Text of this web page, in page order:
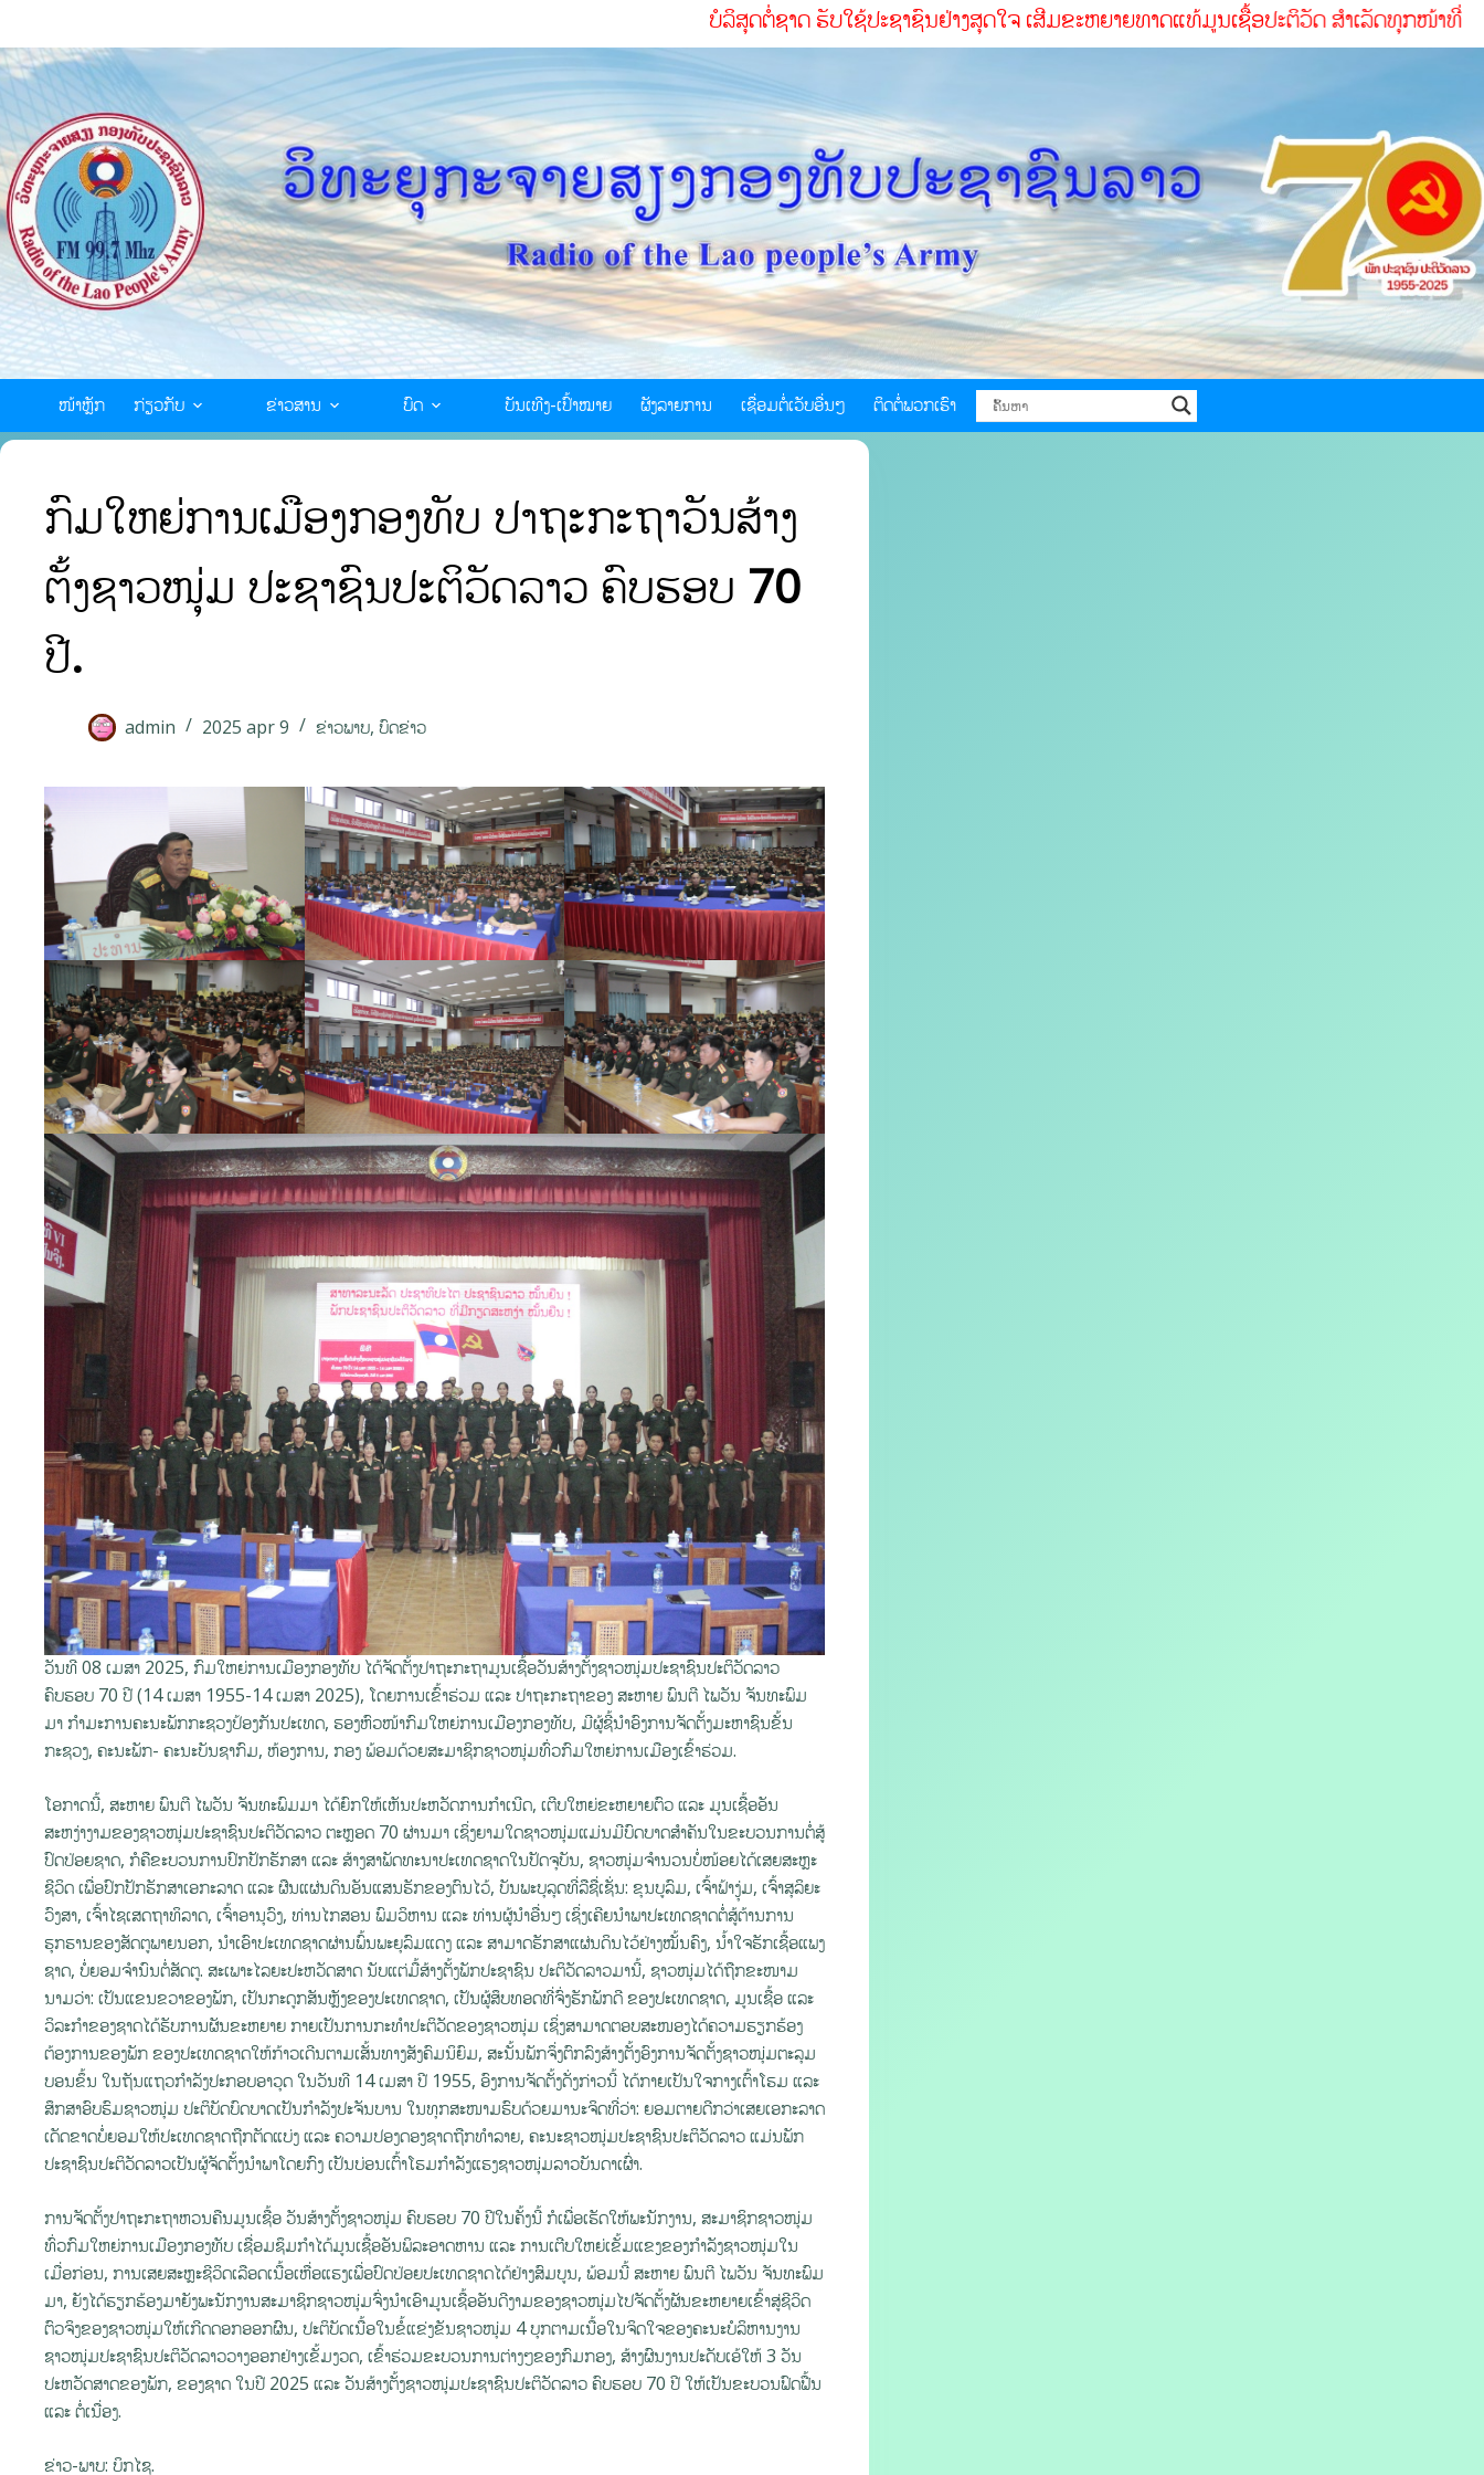
ບໍລິສຸດຕໍ່ຊາດ ຮັບໃຊ້ປະຊາຊົນຢ່າງສຸດໃຈ ເສີມຂະຫຍາຍທາດແທ້ມູນເຊື້ອປະຕິວັດ ສໍາເລັດທຸກໜ້າທ່ີ
ໜ້າຫຼັກ ກ່ຽວກັບ ຂ່າວສານ ບົດ ບັນເທີງ-ເປົ້າໝາຍ ຜັງລາຍການ ເຊື່ອມຕໍ່ເວັບອື່ນໆ ຕິດຕໍ່ພວກເຮົາ
ກົມໃຫຍ່ການເມືອງກອງທັບ ປາຖະກະຖາວັນສ້າງ
ຕັ້ງຊາວໜຸ່ມ ປະຊາຊົນປະຕິວັດລາວ ຄົບຮອບ 70
ປີ.
admin 2025 apr 9 ຂ່າວພາບ, ບົດຂ່າວ
ວັນທີ 08 ເມສາ 2025, ກົມໃຫຍ່ການເມືອງກອງທັບ ໄດ້ຈັດຕັ້ງປາຖະກະຖາມູນເຊື້ອວັນສ້າງຕັ້ງຊາວໜຸ່ມປະຊາຊົນປະຕິວັດລາວ
ຄົບຮອບ 70 ປີ (14 ເມສາ 1955-14 ເມສາ 2025), ໂດຍການເຂົ້າຮ່ວມ ແລະ ປາຖະກະຖາຂອງ ສະຫາຍ ພົນຕີ ໄພວັນ ຈັນທະພົມ
ມາ ກຳມະການຄະນະພັກກະຊວງປ້ອງກັນປະເທດ, ຮອງຫົວໜ້າກົມໃຫຍ່ການເມືອງກອງທັບ, ມີຜູ້ຊີ້ນໍາອົງການຈັດຕັ້ງມະຫາຊົນຂັ້ນ
ກະຊວງ, ຄະນະພັກ- ຄະນະບັນຊາກົມ, ຫ້ອງການ, ກອງ ພ້ອມດ້ວຍສະມາຊິກຊາວໜຸ່ມທົ່ວກົມໃຫຍ່ການເມືອງເຂົ້າຮ່ວມ.
ໂອກາດນີ້, ສະຫາຍ ພົນຕີ ໄພວັນ ຈັນທະພົມມາ ໄດ້ຍົກໃຫ້ເຫັນປະຫວັດການກຳເນີດ, ເຕີບໃຫຍ່ຂະຫຍາຍຕົວ ແລະ ມູນເຊື້ອອັນ
ສະຫງ່າງາມຂອງຊາວໜຸ່ມປະຊາຊົນປະຕິວັດລາວ ຕະຫຼອດ 70 ຜ່ານມາ ເຊິ່ງຍາມໃດຊາວໜຸ່ມແມ່ນມີບົດບາດສຳຄັນໃນຂະບວນການຕໍ່ສູ້
ປົດປ່ອຍຊາດ, ກໍຄືຂະບວນການປົກປັກຮັກສາ ແລະ ສ້າງສາພັດທະນາປະເທດຊາດໃນປັດຈຸບັນ, ຊາວໜຸ່ມຈຳນວນບໍ່ໜ້ອຍໄດ້ເສຍສະຫຼະ
ຊີວິດ ເພື່ອປົກປັກຮັກສາເອກະລາດ ແລະ ຜືນແຜ່ນດິນອັນແສນຮັກຂອງຕົນໄວ້, ບັນພະບຸລຸດທີ່ລືຊື່ເຊັ່ນ: ຂຸນບູລົມ, ເຈົ້າຟ້າງຸ່ມ, ເຈົ້າສຸລິຍະ
ວົງສາ, ເຈົ້າໄຊເສດຖາທິລາດ, ເຈົ້າອານຸວົງ, ທ່ານໄກສອນ ພົມວິຫານ ແລະ ທ່ານຜູ້ນໍາອື່ນໆ ເຊິ່ງເຄີຍນຳພາປະເທດຊາດຕໍ່ສູ້ຕ້ານການ
ຮຸກຮານຂອງສັດຕູພາຍນອກ, ນຳເອົາປະເທດຊາດຜ່ານພົ້ນພະຍຸລົມແດງ ແລະ ສາມາດຮັກສາແຜ່ນດິນໄວ້ຢ່າງໝັ້ນຄົງ, ນ້ຳໃຈຮັກເຊື້ອແພງ
ຊາດ, ບໍ່ຍອມຈຳນົນຕໍ່ສັດຕູ. ສະເພາະໄລຍະປະຫວັດສາດ ນັບແຕ່ມື້ສ້າງຕັ້ງພັກປະຊາຊົນ ປະຕິວັດລາວມານີ້, ຊາວໜຸ່ມໄດ້ຖືກຂະໜາມ
ນາມວ່າ: ເປັນແຂນຂວາຂອງພັກ, ເປັນກະດູກສັນຫຼັງຂອງປະເທດຊາດ, ເປັນຜູ້ສຶບທອດທີ່ຈົ່ງຮັກພັກດີ ຂອງປະເທດຊາດ, ມູນເຊື້ອ ແລະ
ວິລະກຳຂອງຊາດໄດ້ຮັບການຜັນຂະຫຍາຍ ກາຍເປັນການກະທຳປະຕິວັດຂອງຊາວໜຸ່ມ ເຊິ່ງສາມາດຕອບສະໜອງໄດ້ຄວາມຮຽກຮ້ອງ
ຕ້ອງການຂອງພັກ ຂອງປະເທດຊາດໃຫ້ກ້າວເດີນຕາມເສັ້ນທາງສັງຄົມນິຍົມ, ສະນັ້ນພັກຈຶ່ງຕົກລົງສ້າງຕັ້ງອົງການຈັດຕັ້ງຊາວໜຸ່ມຕະລຸມ
ບອນຂຶ້ນ ໃນຖັນແຖວກຳລັງປະກອບອາວຸດ ໃນວັນທີ 14 ເມສາ ປີ 1955, ອົງການຈັດຕັ້ງດັ່ງກ່າວນີ້ ໄດ້ກາຍເປັນໃຈກາງເຕົ້າໂຮມ ແລະ
ສຶກສາອົບຮົມຊາວໜຸ່ມ ປະຕິບັດບົດບາດເປັນກຳລັງປະຈັນບານ ໃນທຸກສະໜາມຮົບດ້ວຍມານະຈິດທີ່ວ່າ: ຍອມຕາຍດີກວ່າເສຍເອກະລາດ
ເດັດຂາດບໍ່ຍອມໃຫ້ປະເທດຊາດຖືກຕັດແບ່ງ ແລະ ຄວາມປອງດອງຊາດຖືກທຳລາຍ, ຄະນະຊາວໜຸ່ມປະຊາຊົນປະຕິວັດລາວ ແມ່ນພັກ
ປະຊາຊົນປະຕິວັດລາວເປັນຜູ້ຈັດຕັ້ງນໍາພາໂດຍກົງ ເປັນບ່ອນເຕົ້າໂຮມກໍາລັງແຮງຊາວໜຸ່ມລາວບັນດາເຜົ່າ.
ການຈັດຕັ້ງປາຖະກະຖາຫວນຄືນມູນເຊື້ອ ວັນສ້າງຕັ້ງຊາວໜຸ່ມ ຄົບຮອບ 70 ປີໃນຄັ້ງນີ້ ກໍເພື່ອເຮັດໃຫ້ພະນັກງານ, ສະມາຊິກຊາວໜຸ່ມ
ທົ່ວກົມໃຫຍ່ການເມືອງກອງທັບ ເຊື່ອມຊຶມກຳໄດ້ມູນເຊື້ອອັນພິລະອາດຫານ ແລະ ການເຕີບໃຫຍ່ເຂັ້ມແຂງຂອງກຳລັງຊາວໜຸ່ມໃນ
ເມື່ອກ່ອນ, ການເສຍສະຫຼະຊີວິດເລືອດເນື້ອເຫື່ອແຮງເພື່ອປົດປ່ອຍປະເທດຊາດໄດ້ຢ່າງສົມບູນ, ພ້ອມນີ້ ສະຫາຍ ພົນຕີ ໄພວັນ ຈັນທະພົມ
ມາ, ຍັງໄດ້ຮຽກຮ້ອງມາຍັງພະນັກງານສະມາຊິກຊາວໜຸ່ມຈົ່ງນຳເອົາມູນເຊື້ອອັນດີງາມຂອງຊາວໜຸ່ມໄປຈັດຕັ້ງຜັນຂະຫຍາຍເຂົ້າສູ່ຊີວິດ
ຕົວຈິງຂອງຊາວໜຸ່ມໃຫ້ເກີດດອກອອກຜົນ, ປະຕິບັດເນື້ອໃນຂໍ້ແຂ່ງຂັນຊາວໜຸ່ມ 4 ບຸກຕາມເນື້ອໃນຈິດໃຈຂອງຄະນະບໍລິຫານງານ
ຊາວໜຸ່ມປະຊາຊົນປະຕິວັດລາວວາງອອກຢ່າງເຂັ້ມງວດ, ເຂົ້າຮ່ວມຂະບວນການຕ່າງໆຂອງກົມກອງ, ສ້າງຜົນງານປະດັບເອ້ໃຫ້ 3 ວັນ
ປະຫວັດສາດຂອງພັກ, ຂອງຊາດ ໃນປີ 2025 ແລະ ວັນສ້າງຕັ້ງຊາວໜຸ່ມປະຊາຊົນປະຕິວັດລາວ ຄົບຮອບ 70 ປີ ໃຫ້ເປັນຂະບວນຟົດຟື້ນ
ແລະ ຕໍ່ເນື່ອງ.
ຂ່າວ-ພາບ: ບິກໄຊ.